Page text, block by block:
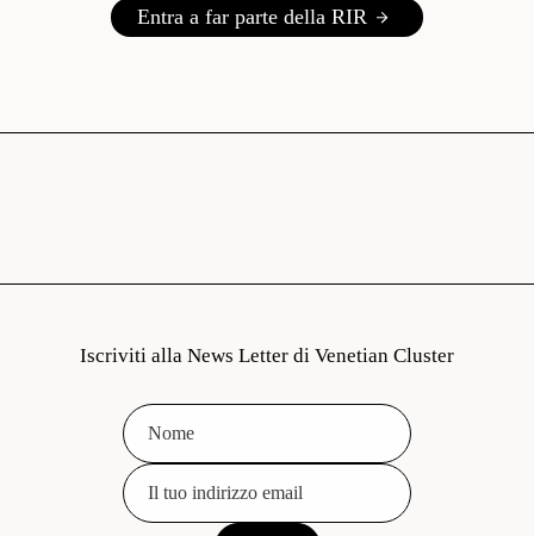
Entra a far parte della RIR
Iscriviti alla News Letter di Venetian Cluster